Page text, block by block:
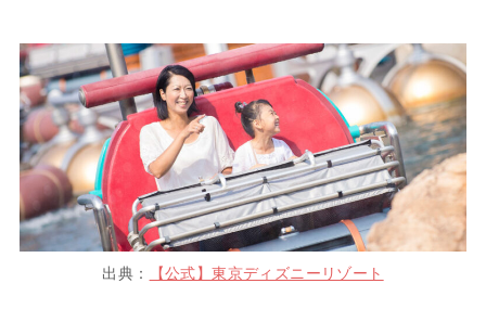
出典： 【公式】東京ディズニーリゾート